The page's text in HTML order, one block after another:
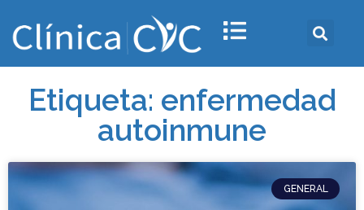
Etiqueta: enfermedad
autoinmune
GENERAL